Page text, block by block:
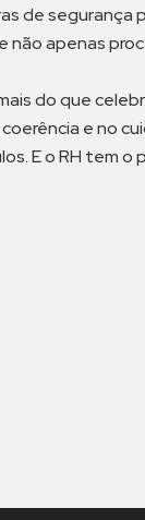
de segurança
não apenas
do que
e no
E o RH tem